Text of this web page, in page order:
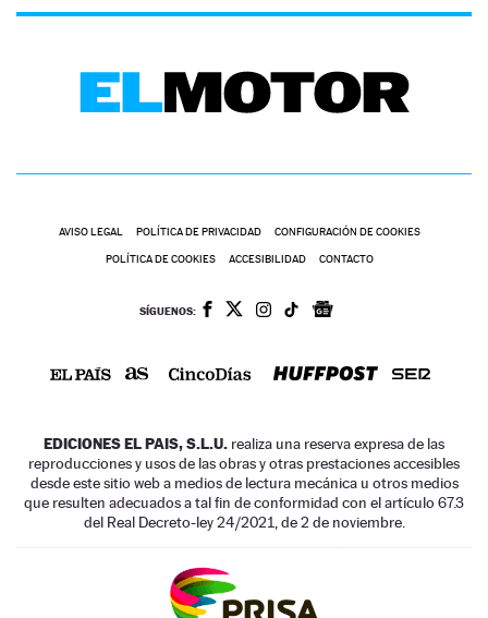
AVISO LEGAL POLÍTICA DE PRIVACIDAD CONFIGURACIÓN DE COOKIES
POLÍTICA DE COOKIES ACCESIBILIDAD CONTACTO
SÍGUENOS:
EDICIONES EL PAIS, S.L.U. realiza una reserva expresa de las
reproducciones y usos de las obras y otras prestaciones accesibles
desde este sitio web a medios de lectura mecánica u otros medios
que resulten adecuados a tal fin de conformidad con el artículo 67.3
del Real Decreto-ley 24/2021, de 2 de noviembre.